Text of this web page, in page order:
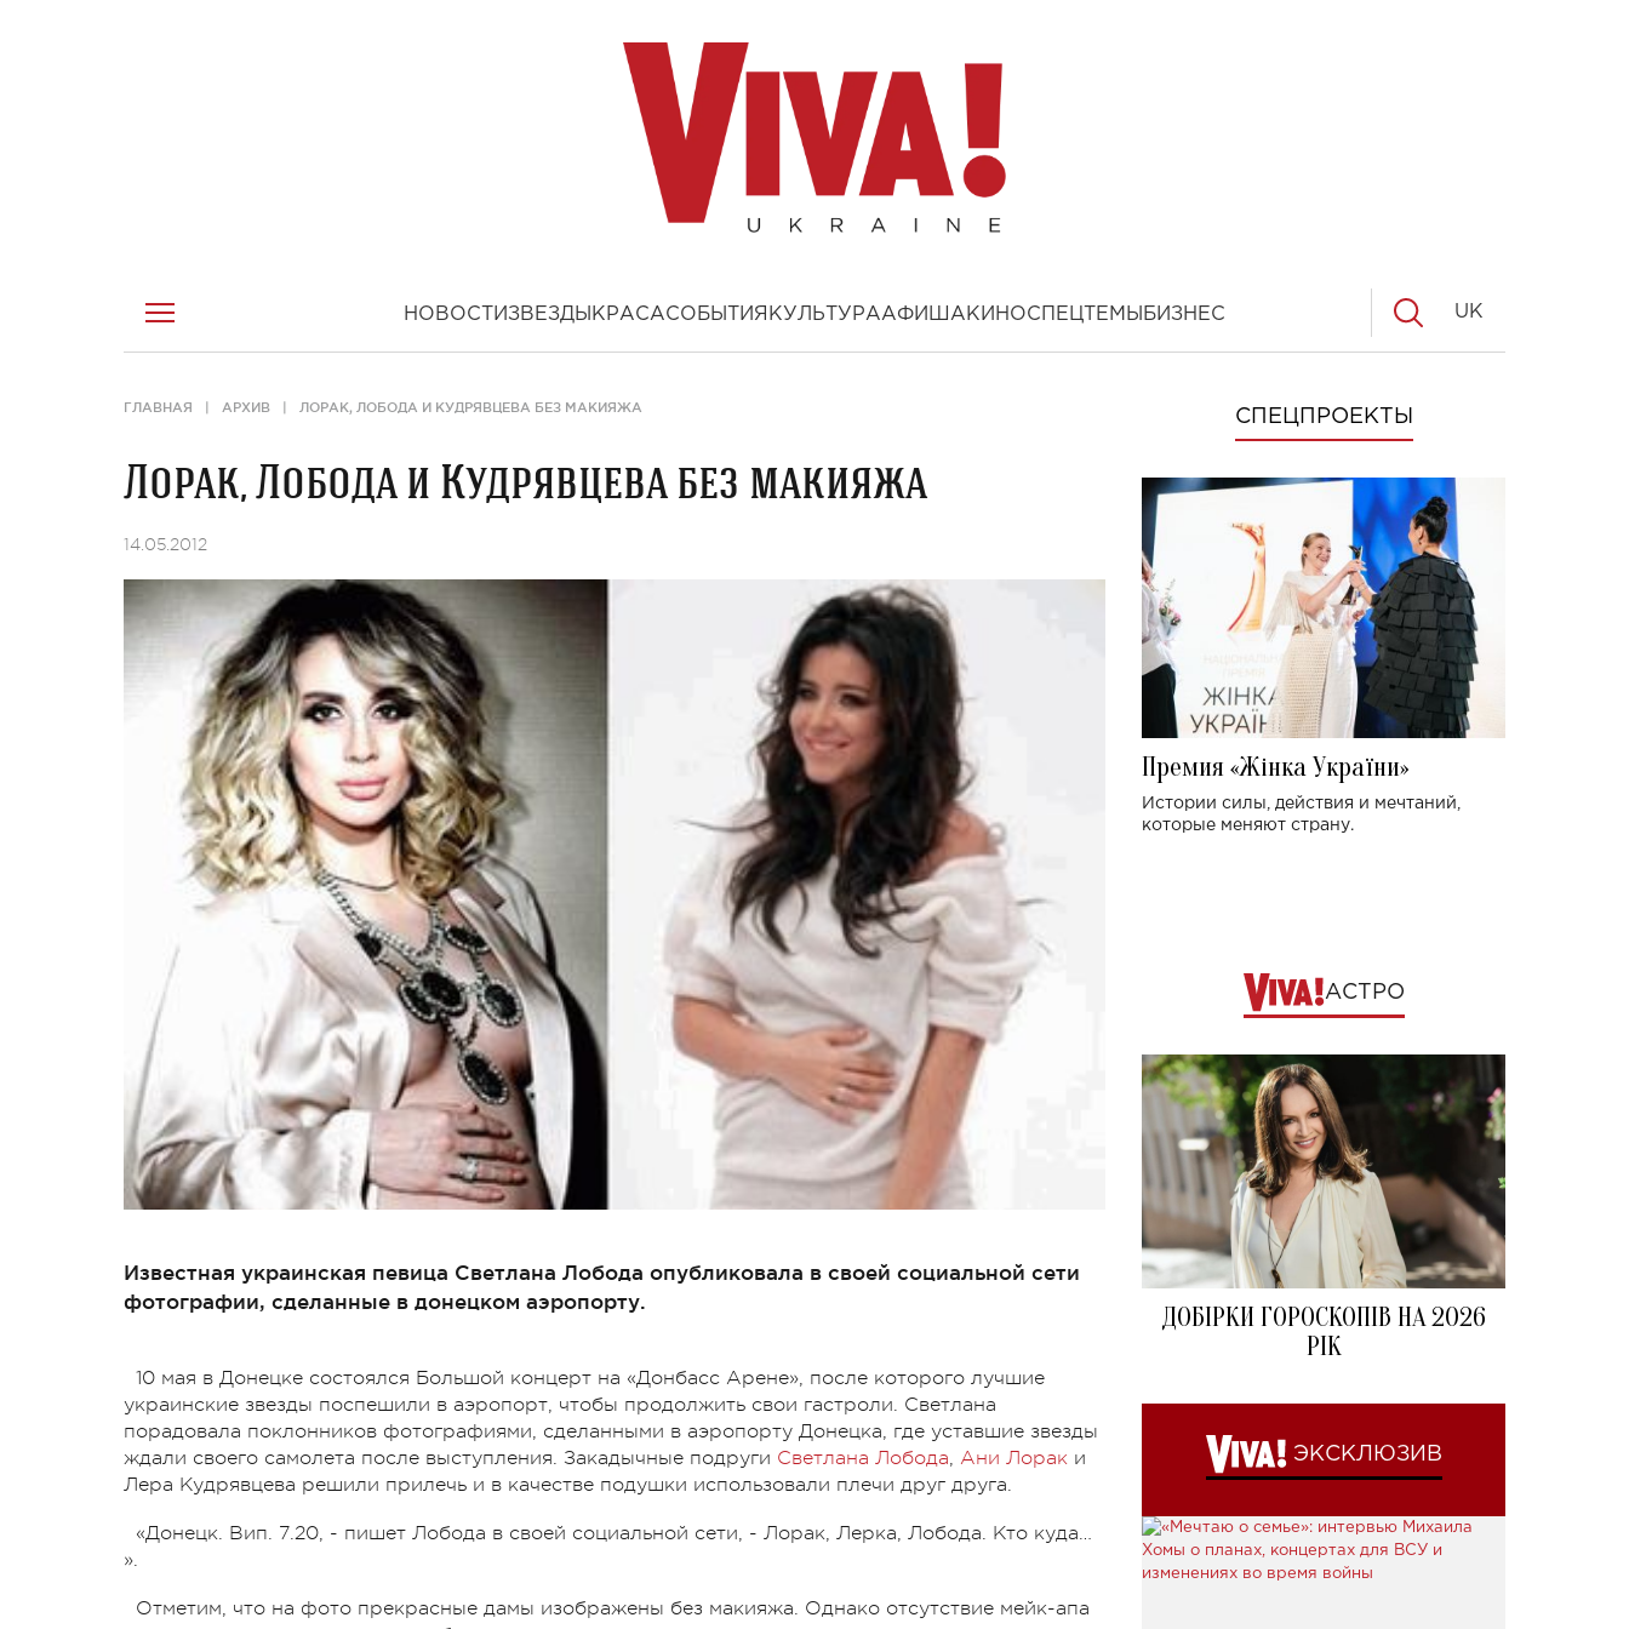
НОВОСТИ ЗВЕЗДЫ КРАСАСОБЫТИЯ КУЛЬТУРААФИША КИНОСПЕЦТЕМЫ БИЗНЕС UK
ГЛАВНАЯ АРХИВ ЛОРАК, ЛОБОДА И КУДРЯВЦЕВА БЕЗ МАКИЯЖА
Лорак, Лобода и Кудрявцева без макияжа
14.05.2012
Известная украинская певица Светлана Лобода опубликовала в своей социальной сети
фотографии, сделанные в донецком аэропорту.
10 мая в Донецке состоялся Большой концерт на «Донбасс Арене», после которого лучшие
украинские звезды поспешили в аэропорт, чтобы продолжить свои гастроли. Светлана
порадовала поклонников фотографиями, сделанными в аэропорту Донецка, где уставшие звезды
ждали своего самолета после выступления. Закадычные подруги Светлана Лобода, Ани Лорак и
Лера Кудрявцева решили прилечь и в качестве подушки использовали плечи друг друга.
«Донецк. Вип. 7.20, - пишет Лобода в своей социальной сети, - Лорак, Лерка, Лобода. Кто куда…
».
Отметим, что на фото прекрасные дамы изображены без макияжа. Однако отсутствие мейк-апа
СПЕЦПРОЕКТЫ
Премия «Жінка України»
Истории силы, действия и мечтаний,
которые меняют страну.
АСТРО
ДОБІРКИ ГОРОСКОПІВ НА 2026
РІК
ЭКСКЛЮЗИВ